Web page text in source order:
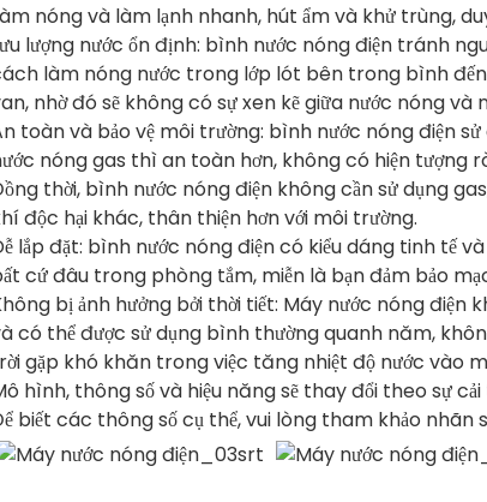
nóng và làm lạnh nhanh, hút ẩm và khử trùng,
lượng nước ổn định: bình nước nóng điện tránh
làm nóng nước trong lớp lót bên trong bình
nhờ đó sẽ không có sự xen kẽ giữa nước nóng và
toàn và bảo vệ môi trường: bình nước nóng điện
nóng gas thì an toàn hơn, không có hiện tượng
thời, bình nước nóng điện không cần sử dụng
độc hại khác, thân thiện hơn với môi trường.
lắp đặt: bình nước nóng điện có kiểu dáng tinh tế
cứ đâu trong phòng tắm, miễn là bạn đảm bảo
bị ảnh hưởng bởi thời tiết: Máy nước nóng điện
có thể được sử dụng bình thường quanh năm,
gặp khó khăn trong việc tăng nhiệt độ nước vào
hình, thông số và hiệu năng sẽ thay đổi theo sự cải
biết các thông số cụ thể, vui lòng tham khảo nhãn